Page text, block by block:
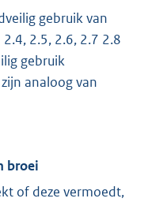
gebruik van
2.5, 2.6, 2.7 2.8
gebruik
analoog van
broei
of deze vermoedt,